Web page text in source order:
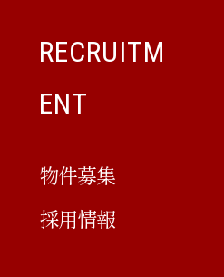
RECRUITM
ENT
物件募集
採用情報